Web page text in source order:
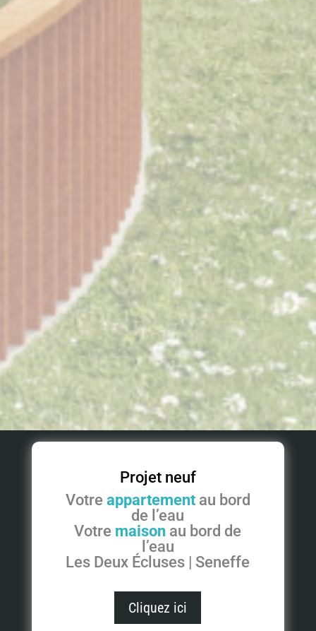
Projet neuf
Votre appartementau bord
de l’eau
Votre maison au bord de
l’eau
Les Deux Écluses | Seneffe
Cliquez ici